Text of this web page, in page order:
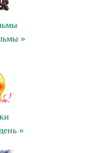
»
»